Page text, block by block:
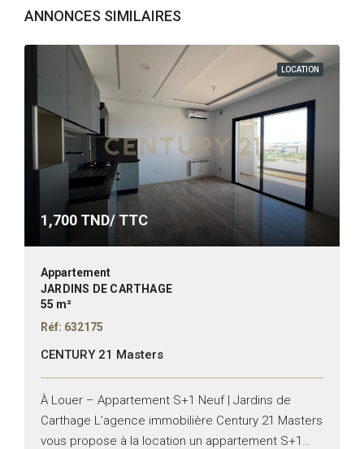
ANNONCES SIMILAIRES
LOCATION
1,700 TND/ TTC
Appartement
JARDINS DE CARTHAGE
55 m²
Réf: 632175
CENTURY 21 Masters
À Louer – Appartement S+1 Neuf | Jardins de
Carthage L’agence immobilière Century 21 Masters
vous propose à la location un appartement S+1